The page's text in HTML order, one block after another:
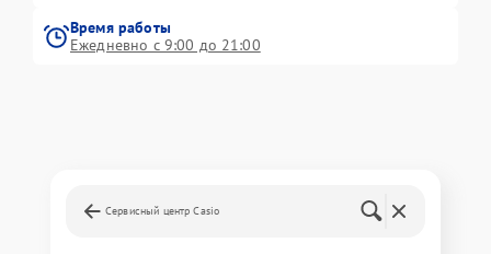
Время работы
Ежедневно с 9:00 до 21:00
Сервисный центр Casio